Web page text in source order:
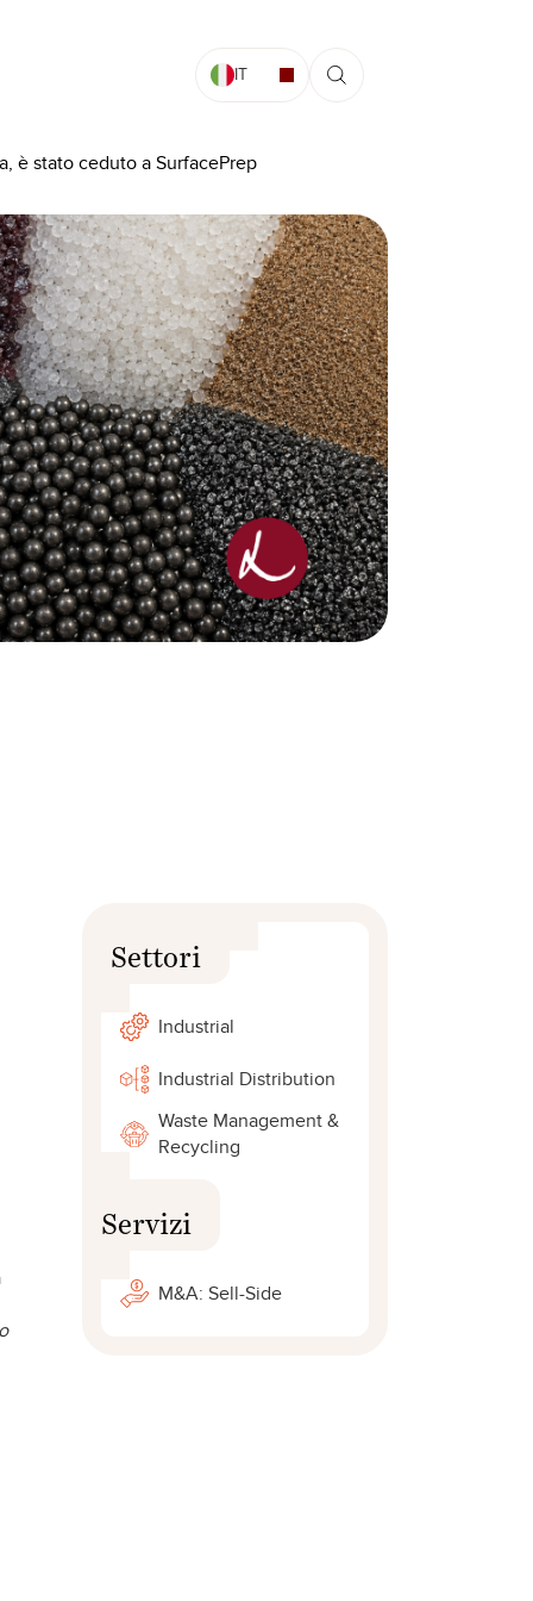
IT
è stato ceduto a SurfacePrep
Settori
Industrial
Industrial Distribution
Waste Management &
Recycling
Servizi
M&A: Sell-Side